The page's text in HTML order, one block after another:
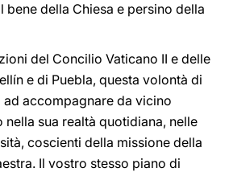
bene della Chiesa e persino della
del Concilio Vaticano II e delle
e di Puebla, questa volontà di
accompagnare da vicino
nella sua realtà quotidiana, nelle
coscienti della missione della
Il vostro stesso piano di